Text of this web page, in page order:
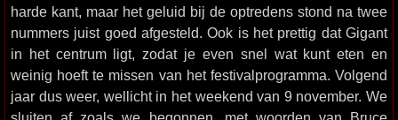
harde kant, maar het geluid bij de optredens stond na twee
nummers juist goed afgesteld. Ook is het prettig dat Gigant
in het centrum ligt, zodat je even snel wat kunt eten en
weinig hoeft te missen van het festivalprogramma. Volgend
jaar dus weer, wellicht in het weekend van 9 november. We